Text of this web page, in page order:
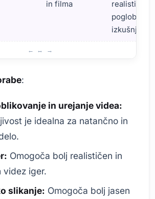
in filma
realistična
poglobljena
izkušnja
:
in urejanje videa:
je idealna za natančno in
Omogoča bolj realističen in
videz iger.
slikanje: Omogoča bolj jasen